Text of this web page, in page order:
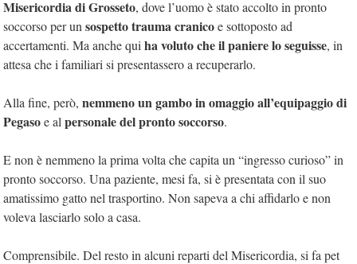
Misericordia di Grosseto, dove l’uomo è stato accolto in pronto
soccorso per un sospetto trauma cranicoe sottoposto ad
accertamenti. Ma anche qui ha voluto che il paniere lo seguisse, in
attesa che i familiari si presentassero a recuperarlo.
Alla fine, però, nemmeno un gambo in omaggio all’equipaggio di
Pegasoe al personale del pronto soccorso.
E non è nemmeno la prima volta che capita un “ingresso curioso” in
pronto soccorso. Una paziente, mesi fa, si è presentata con il suo
amatissimo gatto nel trasportino. Non sapeva a chi affidarlo e non
voleva lasciarlo solo a casa.
Comprensibile. Del resto in alcuni reparti del Misericordia, si fa pet